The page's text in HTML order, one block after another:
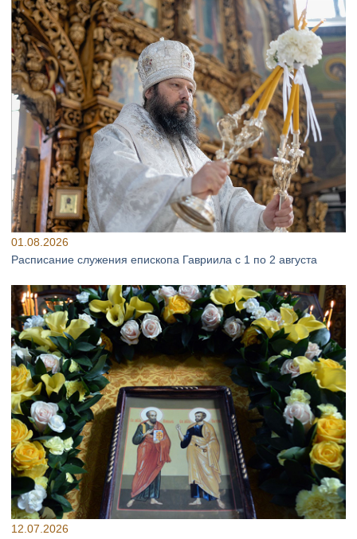
01.08.2026
Расписание служения епископа Гавриила с 1 по 2 августа
12.07.2026